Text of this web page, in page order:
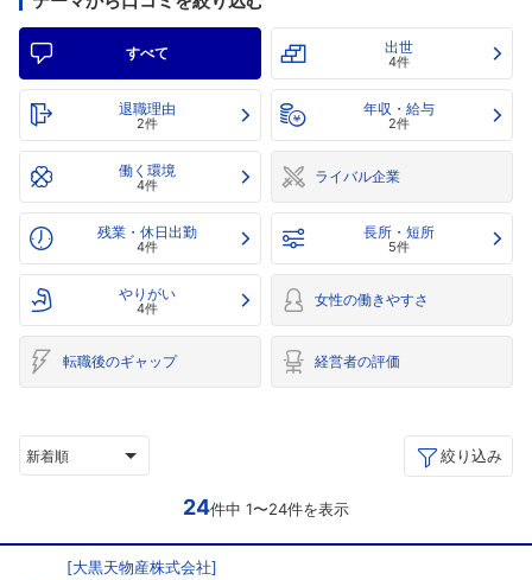
すべて 出世
4件
退職理由
2件
年収・給与
2件
働く環境
4件 ライバル企業
残業・休日出勤
4件
長所・短所
5件
やりがい
4件 女性の働きやすさ
転職後のギャップ 経営者の評価
新着順 絞り込み
24件中 1〜24件を表示
[大黒天物産株式会社]